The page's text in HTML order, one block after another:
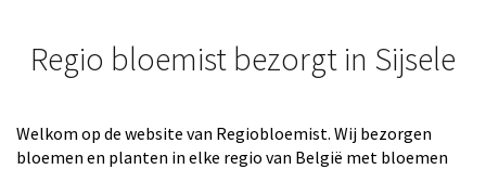
Regio bloemist bezorgt in Sijsele
Welkom op de website van Regiobloemist. Wij bezorgen
bloemen en planten in elke regio van België met bloemen